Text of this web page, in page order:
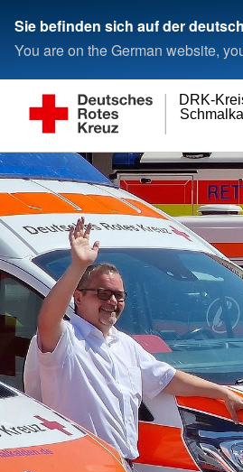
Sie befinden sich auf der
You are on the German website,
DRK-